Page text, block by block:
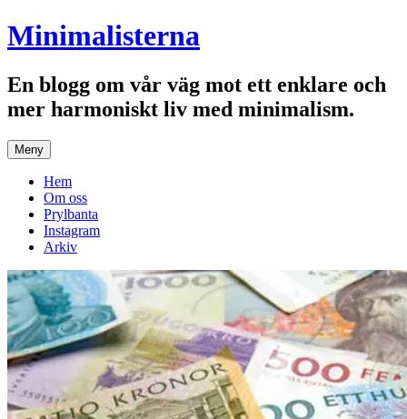
Hoppa
till
Minimalisterna
En blogg om vår väg mot ett enklare och
mer harmoniskt liv med minimalism.
Meny
Hem
Om oss
Prylbanta
Instagram
Arkiv